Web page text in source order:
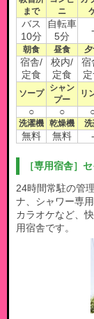
まで
ニ
バス
10分
自転車
5分
-
朝食 昼食
宿舎/
定食
校内/
定食
宿
ソープ
シャン
プー
リ
○ ○
洗濯機 乾燥機 洗
無料 無料 -
［専用宿舎］
24時間常駐の管
ナ、シャワー専
カラオケなど、
用宿舎です。